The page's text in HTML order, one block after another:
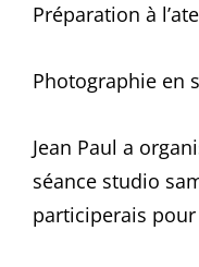
Préparation à
Photographie en
Jean Paul a
séance studio
participerais pour